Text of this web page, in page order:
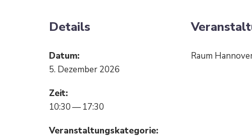
Details
Datum:
5. Dezember 2026
Zeit:
10:30 — 17:30
Veran­stal­tungs­ka­te­gorie:
Raum